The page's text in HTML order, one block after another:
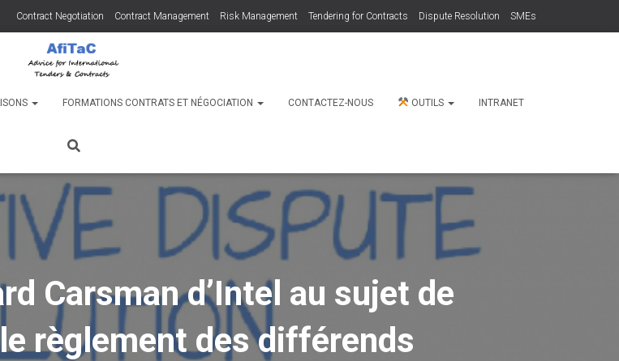
Contract Negotiation Contract Management Risk Management Tendering for Contracts Dispute Resolution SMEs
FORMATIONS CONTRATS ET NÉGOCIATION CONTACTEZ-NOUS OUTILS INTRANET
Carsman d’Intel au sujet de
règlement des différends